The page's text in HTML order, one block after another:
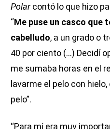
Polarcontó lo que hizo
“Me puse un casco que
cabelludo, a un grado o
40 por ciento (...) Decidí
me sumaba horas en el
lavarme el pelo con
pelo”.
“Para mí era muy